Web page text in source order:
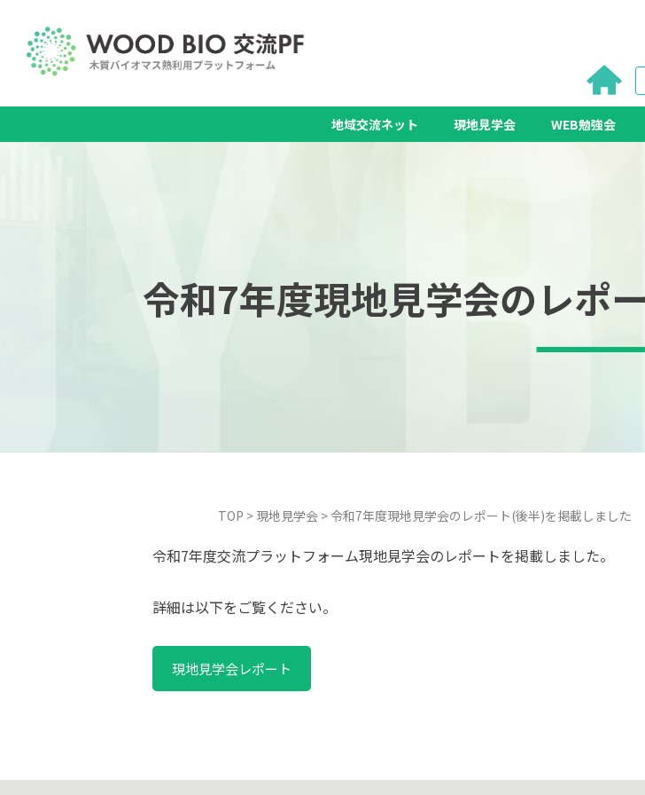
地域交流ネット 現地見学会 WEB勉強会
令和7年度現地見学会のレポ
TOP > 現地見学会 >令和7年度現地見学会のレポート(後半)を掲載しました
令和7年度交流プラットフォーム現地見学会のレポートを掲載しました。
詳細は以下をご覧ください。
現地見学会レポート